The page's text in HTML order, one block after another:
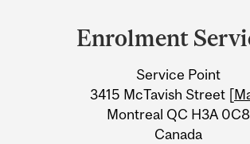
Information
Enrolment
Service Point
3415 McTavish Street [
Montreal QC H3A 0C8
Canada